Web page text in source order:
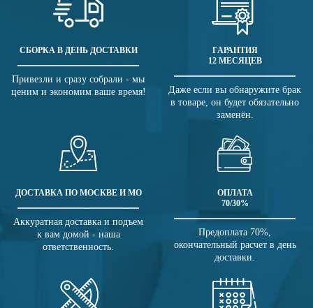
СБОРКА В ДЕНЬ ДОСТАВКИ
Привезли и сразу собрали - мы
ценим и экономим ваше время!
ГАРАНТИЯ
12 МЕСЯЦЕВ
Даже если вы обнаружите брак
в товаре, он будет обязательно
заменён.
ДОСТАВКА ПО МОСКВЕ И МО
Аккуратная доставка и подъем
к вам домой - наша
ответственность.
ОПЛАТА
70/30%
Предоплата 70%,
окончательный расчет в день
доставки.